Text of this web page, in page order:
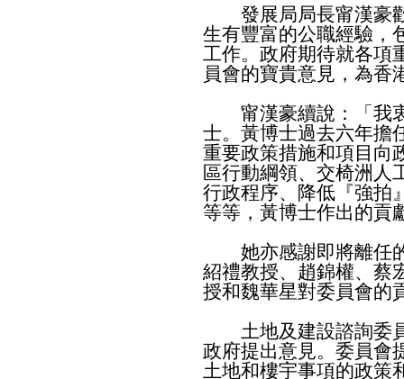
發展局局長甯漢豪歡
生有豐富的公職經驗，
工作。政府期待就各項
員會的寶貴意見，為香
甯漢豪續說：「我衷
士。黃博士過去六年擔
重要政策措施和項目向
區行動綱領、交椅洲人
行政程序、降低『強拍
等等，黃博士作出的貢
她亦感謝即將離任的
紹禮教授、趙錦權、蔡
授和魏華星對委員會的
土地及建設諮詢委員
政府提出意見。委員會
土地和樓宇事項的政策